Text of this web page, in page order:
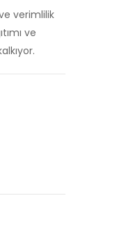
verimlilik
ve